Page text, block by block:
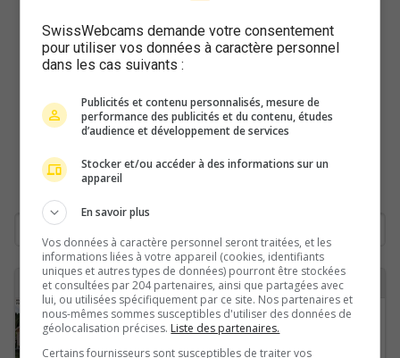
4 webcams avec le tag diemtigen trouvées
Diemtigen › Süden
SwissWebcams demande votre consentement
pour utiliser vos données à caractère personnel
dans les cas suivants :
Publicités et contenu personnalisés, mesure de
performance des publicités et du contenu, études
d’audience et développement de services
Stocker et/ou accéder à des informations sur un
appareil
En savoir plus
Vos données à caractère personnel seront traitées, et les
informations liées à votre appareil (cookies, identifiants
uniques et autres types de données) pourront être stockées
et consultées par 204 partenaires, ainsi que partagées avec
lui, ou utilisées spécifiquement par ce site. Nos partenaires et
nous-mêmes sommes susceptibles d'utiliser des données de
géolocalisation précises. Liste des partenaires.
Certains fournisseurs sont susceptibles de traiter vos